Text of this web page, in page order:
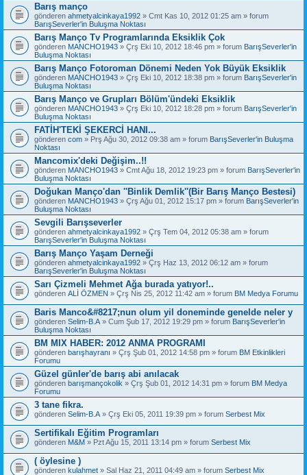
Barış manço
gönderen ahmetyalcinkaya1992 » Cmt Kas 10, 2012 01:25 am » forum
BarışSeverler'in Buluşma Noktası
Barış Manço Tv Programlarında Eksiklik Çok
gönderen MANCHO1943 » Çrş Eki 10, 2012 18:46 pm » forum BarışSeverler'in
Buluşma Noktası
Barış Manço Fotoroman Dönemi Neden Yok Büyük Eksiklik
gönderen MANCHO1943 » Çrş Eki 10, 2012 18:38 pm » forum BarışSeverler'in
Buluşma Noktası
Barış Manço ve Grupları Bölüm'ündeki Eksiklik
gönderen MANCHO1943 » Çrş Eki 10, 2012 18:28 pm » forum BarışSeverler'in
Buluşma Noktası
FATİH'TEKİ ŞEKERCİ HANI...
gönderen com » Prş Ağu 30, 2012 09:38 am » forum BarışSeverler'in Buluşma
Noktası
Mancomix'deki Değişim..!!
gönderen MANCHO1943 » Cmt Ağu 18, 2012 19:23 pm » forum BarışSeverler'in
Buluşma Noktası
Doğukan Manço'dan ''Binlik Demlik''(Bir Barış Manço Bestesi)
gönderen MANCHO1943 » Çrş Ağu 01, 2012 15:17 pm » forum BarışSeverler'in
Buluşma Noktası
Sevgili Barışseverler
gönderen ahmetyalcinkaya1992 » Çrş Tem 04, 2012 05:38 am » forum
BarışSeverler'in Buluşma Noktası
Barış Manço Yaşam Derneği
gönderen ahmetyalcinkaya1992 » Çrş Haz 13, 2012 06:12 am » forum
BarışSeverler'in Buluşma Noktası
Sarı Çizmeli Mehmet Ağa burada yatıyor!..
gönderen ALİ ÖZMEN » Çrş Nis 25, 2012 11:42 am » forum BM Medya Forumu
Baris Manco&#8217;nun olum yil doneminde genelde neler y
gönderen Selim-B.A » Cum Şub 17, 2012 19:29 pm » forum BarışSeverler'in
Buluşma Noktası
BM MIX HABER: 2012 ANMA PROGRAMI
gönderen barışhayranı » Çrş Şub 01, 2012 14:58 pm » forum BM Etkinlikleri
Forumu
Güzel günler'de barış abi anılacak
gönderen barışmançokolik » Çrş Şub 01, 2012 14:31 pm » forum BM Medya
Forumu
3 tane fikra.
gönderen Selim-B.A » Çrş Eki 05, 2011 19:39 pm » forum Serbest Mix
Sertifikalı Eğitim Programları
gönderen M&M » Pzt Ağu 15, 2011 13:14 pm » forum Serbest Mix
( öylesine )
gönderen kulahmet » Sal Haz 21, 2011 04:49 am » forum Serbest Mix